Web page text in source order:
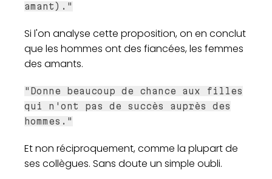
amant)."
Si l'on analyse cette proposition, on en conclut
que les hommes ont des fiancées, les femmes
des amants.
"Donne beaucoup de chance aux filles
qui n'ont pas de succès auprès des
hommes."
Et non réciproquement, comme la plupart de
ses collègues. Sans doute un simple oubli.